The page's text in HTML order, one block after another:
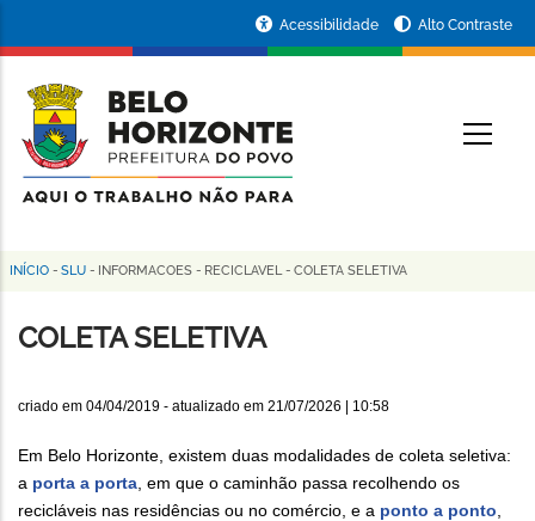
conteúdo
principal
da
Prefeitura
de
Horizonte
Acessibilidade Alto Contraste
Trilha
de
INÍCIO - SLU - INFORMACOES - RECICLAVEL- COLETA SELETIVA
COLETA SELETIVA
criado em 04/04/2019 - atualizado em 21/07/2026 | 10:58
Em Belo Horizonte, existem duas modalidades de coleta seletiva:
a porta a porta , em que o caminhão passa recolhendo os
recicláveis nas residências ou no comércio, e a ponto a ponto